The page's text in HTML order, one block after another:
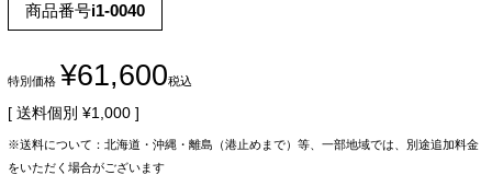
商品番号i1-0040
特別価格 ¥61,600税込
送料個別 ¥1,000
※送料について：北海道・沖縄・離島（港止めまで）等、一部地域では、別途追加料金
をいただく場合がございます